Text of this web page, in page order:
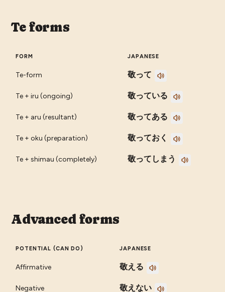
Te forms
FORM JAPANESE
Te-form 敬って
Te + iru (ongoing) 敬っている
Te + aru (resultant) 敬ってある
Te + oku (preparation) 敬っておく
Te + shimau (completely) 敬ってしまう
Advanced forms
POTENTIAL (CAN DO) JAPANESE
Affirmative 敬える
Negative 敬えない